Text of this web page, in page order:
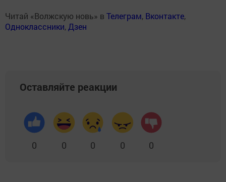
Читай «Волжскую новь» в Телеграм, Вконтакте,
Одноклассники, Дзен
Оставляйте реакции
0 0 0 0 0